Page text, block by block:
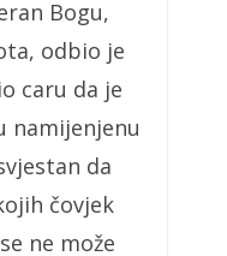
Bogu,
odbio je
caru da je
namijenjenu
da
čovjek
ne može